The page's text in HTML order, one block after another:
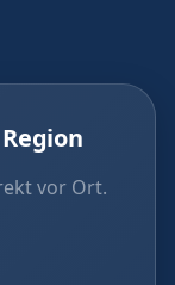
vor Ort.